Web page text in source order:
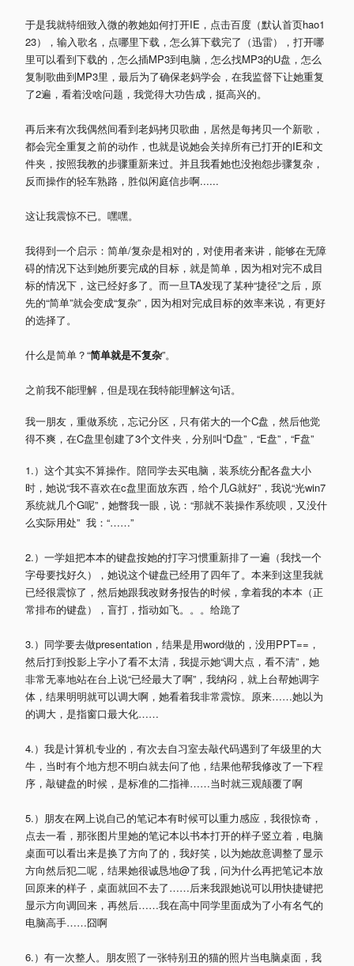
于是我就特细致入微的教她如何打开IE，点击百度（默认首页hao1
23），输入歌名，点哪里下载，怎么算下载完了（迅雷），打开哪
里可以看到下载的，怎么插MP3到电脑，怎么找MP3的U盘，怎么
复制歌曲到MP3里，最后为了确保老妈学会，在我监督下让她重复
了2遍，看着没啥问题，我觉得大功告成，挺高兴的。
再后来有次我偶然间看到老妈拷贝歌曲，居然是每拷贝一个新歌，
都会完全重复之前的动作，也就是说她会关掉所有已打开的IE和文
件夹，按照我教的步骤重新来过。并且我看她也没抱怨步骤复杂，
反而操作的轻车熟路，胜似闲庭信步啊......
这让我震惊不已。嘿嘿。
我得到一个启示：简单/复杂是相对的，对使用者来讲，能够在无障
碍的情况下达到她所要完成的目标，就是简单，因为相对完不成目
标的情况下，这已经好多了。而一旦TA发现了某种“捷径”之后，原
先的“简单”就会变成“复杂”，因为相对完成目标的效率来说，有更好
的选择了。
什么是简单？“简单就是不复杂”。
之前我不能理解，但是现在我特能理解这句话。
我一朋友，重做系统，忘记分区，只有偌大的一个C盘，然后他觉
得不爽，在C盘里创建了3个文件夹，分别叫“D盘”，“E盘”，“F盘”
1.）这个其实不算操作。陪同学去买电脑，装系统分配各盘大小
时，她说“我不喜欢在c盘里面放东西，给个几G就好”，我说“光win7
系统就几个G呢”，她瞥我一眼，说：“那就不装操作系统呗，又没什
么实际用处” 我：“……”
2.）一学姐把本本的键盘按她的打字习惯重新排了一遍（我找一个
字母要找好久），她说这个键盘已经用了四年了。本来到这里我就
已经很震惊了，然后她跟我改财务报告的时候，拿着我的本本（正
常排布的键盘），盲打，指动如飞。。。给跪了
3.）同学要去做presentation，结果是用word做的，没用PPT==，
然后打到投影上字小了看不太清，我提示她“调大点，看不清”，她
非常无辜地站在台上说“已经最大了啊”，我纳闷，就上台帮她调字
体，结果明明就可以调大啊，她看着我非常震惊。原来……她以为
的调大，是指窗口最大化……
4.）我是计算机专业的，有次去自习室去敲代码遇到了年级里的大
牛，当时有个地方想不明白就去问了他，结果他帮我修改了一下程
序，敲键盘的时候，是标准的二指禅……当时就三观颠覆了啊
5.）朋友在网上说自己的笔记本有时候可以重力感应，我很惊奇，
点去一看，那张图片里她的笔记本以书本打开的样子竖立着，电脑
桌面可以看出来是换了方向了的，我好笑，以为她故意调整了显示
方向然后犯二呢，结果她很诚恳地@了我，问为什么再把笔记本放
回原来的样子，桌面就回不去了……后来我跟她说可以用快捷键把
显示方向调回来，再然后……我在高中同学里面成为了小有名气的
电脑高手……囧啊
6.）有一次整人。朋友照了一张特别丑的猫的照片当电脑桌面，我